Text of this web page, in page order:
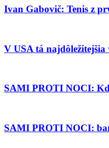
Ivan Gabovič: Tenis z
V USA tá
SAMI PROTI NOCI:
SAMI PROTI NOCI: